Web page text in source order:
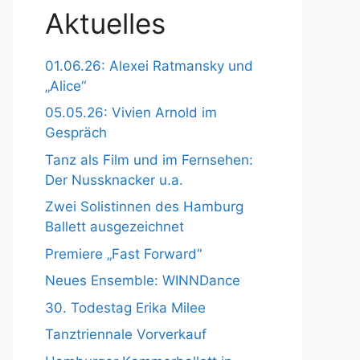
Aktuelles
01.06.26: Alexei Ratmansky und
„Alice“
05.05.26: Vivien Arnold im
Gespräch
Tanz als Film und im Fernsehen:
Der Nussknacker u.a.
Zwei Solistinnen des Hamburg
Ballett ausgezeichnet
Premiere „Fast Forward“
Neues Ensemble: WINNDance
30. Todestag Erika Milee
Tanztriennale Vorverkauf